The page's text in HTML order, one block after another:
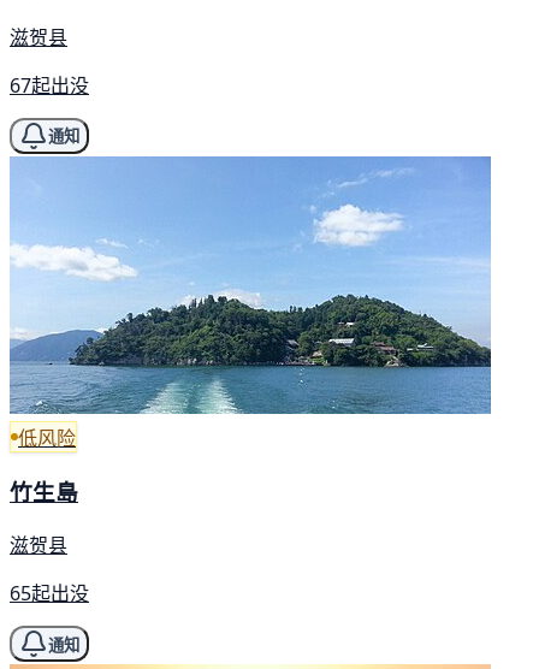
滋贺县
67起出没
通知
低风险
竹生島
滋贺县
65起出没
通知